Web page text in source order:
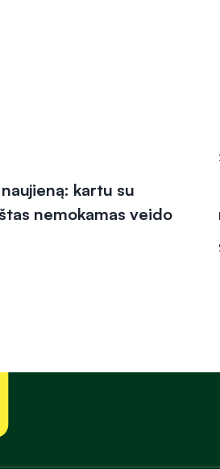
kartu su
nemokamas veido